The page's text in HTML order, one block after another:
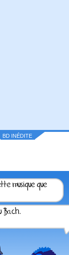
BD INÉDITE